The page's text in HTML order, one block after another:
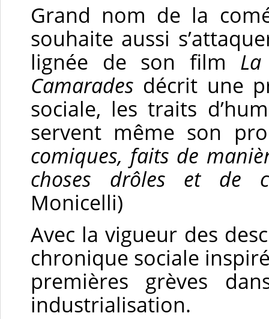
Grand nom de la
souhaite aussi
lignée de son film
Camarades décrit une
sociale, les traits
servent même son
comiques, faits de
choses drôles et de
Monicelli)
Avec la vigueur des
chronique sociale
premières grèves
industrialisation.